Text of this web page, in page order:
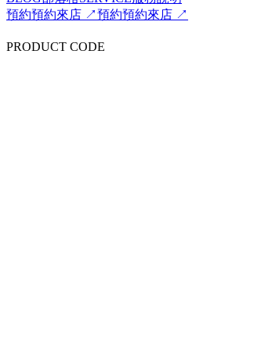
預約預約來店 ↗預約預約來店 ↗
PRODUCT CODE